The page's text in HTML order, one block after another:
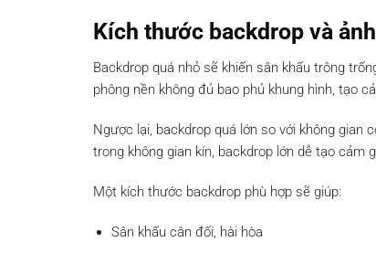
Kích thước backdrop và
Backdrop quá nhỏ sẽ khiến sân khấu trông
phông nền không đủ bao phủ khung hình, tạo
Ngược lại, backdrop quá lớn so với không
trong không gian kín, backdrop lớn dễ tạo cảm
Một kích thước backdrop phù hợp sẽ giúp:
Sân khấu cân đối, hài hòa